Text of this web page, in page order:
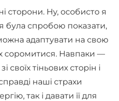
сторони. Ну, особисто я
була спробою показати,
адаптувати на свою
соромитися. Навпаки —
своїх тіньових сторін і
наші страхи
так і давати її для